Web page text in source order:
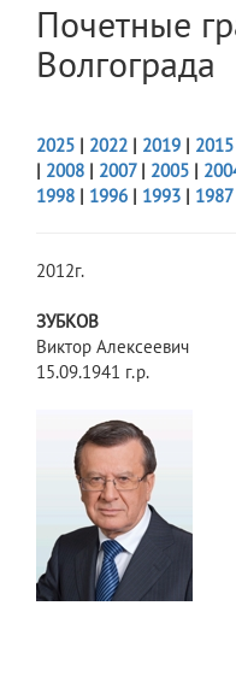
Почетные
Волгограда
2025 | 2022 | 2019 | 2015
| 2008 | 2007| 2005 |
1998 | 1996 | 1993 | 1987
2012г.
ЗУБКОВ
Виктор Алексеевич
15.09.1941 г.р.